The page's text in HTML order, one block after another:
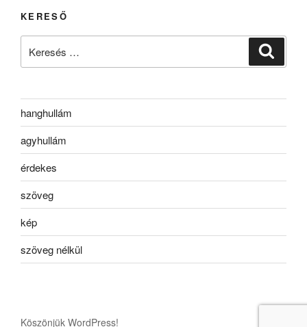
KERESŐ
hanghullám
agyhullám
érdekes
szöveg
kép
szöveg nélkül
Köszönjük WordPress!